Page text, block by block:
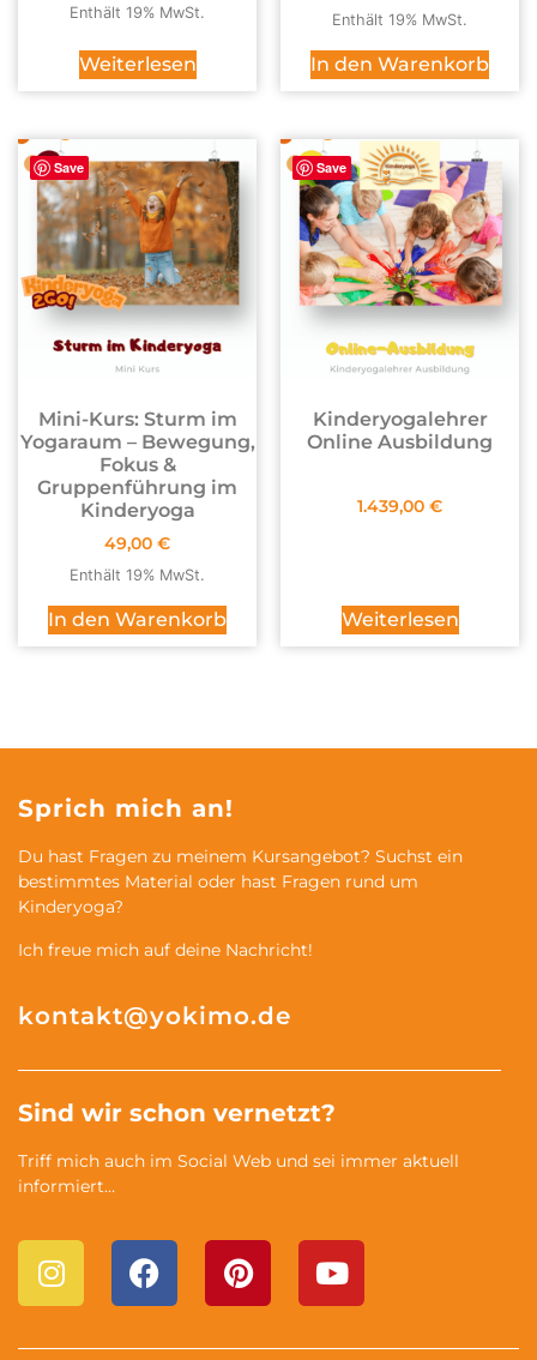
Enthält 19% MwSt.
Weiterlesen
Enthält 19% MwSt.
In den Warenkorb
Save
Mini-Kurs: Sturm im
Yogaraum – Bewegung,
Fokus &
Gruppenführung im
Kinderyoga
49,00 €
Enthält 19% MwSt.
In den Warenkorb
Save
Kinderyogalehrer
Online Ausbildung
1.439,00 €
Weiterlesen
Sprich mich an!
Du hast Fragen zu meinem Kursangebot? Suchst ein
bestimmtes Material oder hast Fragen rund um
Kinderyoga?
Ich freue mich auf deine Nachricht!
kontakt@yokimo.de
Sind wir schon vernetzt?
Triff mich auch im Social Web und sei immer aktuell
informiert…